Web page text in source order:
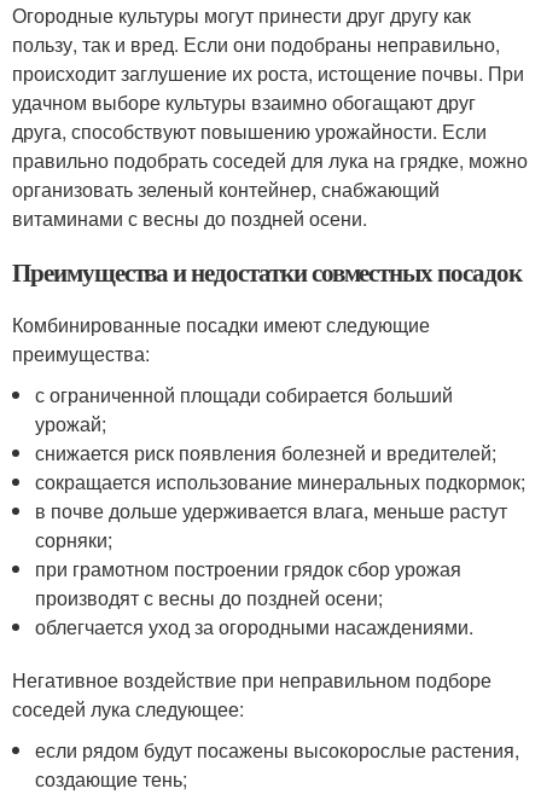
Огородные культуры могут принести друг другу как
пользу, так и вред. Если они подобраны неправильно,
происходит заглушение их роста, истощение почвы. При
удачном выборе культуры взаимно обогащают друг
друга, способствуют повышению урожайности. Если
правильно подобрать соседей для лука на грядке, можно
организовать зеленый контейнер, снабжающий
витаминами с весны до поздней осени.
Преимущества и недостатки совместных посадок
Комбинированные посадки имеют следующие
преимущества:
с ограниченной площади собирается больший
урожай;
снижается риск появления болезней и вредителей;
сокращается использование минеральных подкормок;
в почве дольше удерживается влага, меньше растут
сорняки;
при грамотном построении грядок сбор урожая
производят с весны до поздней осени;
облегчается уход за огородными насаждениями.
Негативное воздействие при неправильном подборе
соседей лука следующее:
если рядом будут посажены высокорослые растения,
создающие тень;